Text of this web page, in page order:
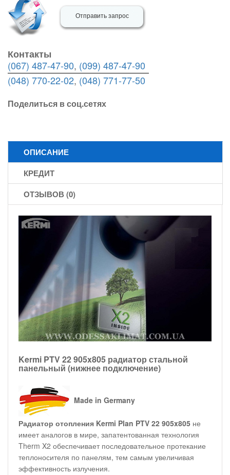
Отправить запрос
Контакты
(067) 487-47-90, (099) 487-47-90
(048) 770-22-02, (048) 771-77-50
Поделиться в соц.сетях
ОПИСАНИЕ
КРЕДИТ
ОТЗЫВОВ (0)
Kermi PTV 22 905x805 радиатор стальной
панельный (нижнее подключение)
Made in Germany
Радиатор отопления Kermi Plan PTV 22 905x805 не
имеет аналогов в мире, запатентованная технология
Therm X2 обеспечивает последовательное протекание
теплоносителя по панелям, тем самым увеличивая
эффективность излучения.